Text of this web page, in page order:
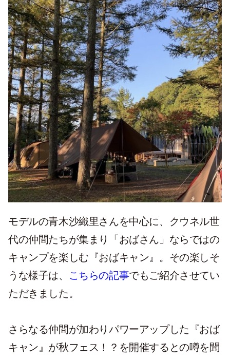
モデルの青木沙織里さんを中心に、クウネル世
代の仲間たちが集まり「おばさん」ならではの
キャンプを楽しむ『おばキャン』。その楽しそ
うな様子は、
こちらの記事でもご紹介させてい
ただきました。
さらなる仲間が加わりパワーアップした『おば
キャン』が秋フェス！？を開催するとの噂を聞